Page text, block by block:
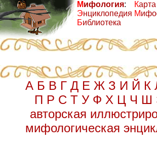
Мифология:
Энциклопедия
Библиотека
К
М
А Б В Г Д Е Ж З И Й К
П Р С Т У Ф Х Ц Ч Ш
авторская
мифологическая